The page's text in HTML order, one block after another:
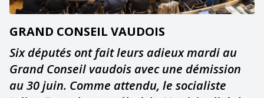
GRAND CONSEIL VAUDOIS
Six députés ont fait leurs adieux mardi au
Grand Conseil vaudois avec une démission
au 30 juin. Comme attendu, le socialiste